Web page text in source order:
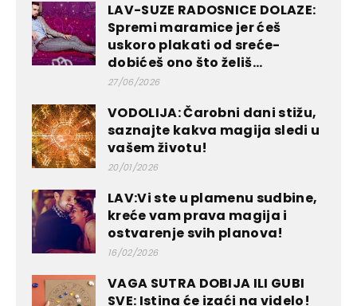
LAV-SUZE RADOSNICE DOLAZE:
Spremi maramice jer ćeš
uskoro plakati od sreće-
dobićeš ono što želiš...
27/06/2026
VODOLIJA: Čarobni dani stižu,
saznajte kakva magija sledi u
vašem životu!
20/01/2026
LAV:Vi ste u plamenu sudbine,
kreće vam prava magija i
ostvarenje svih planova!
16/02/2026
VAGA SUTRA DOBIJA ILI GUBI
SVE: Istina će izaći na videlo!